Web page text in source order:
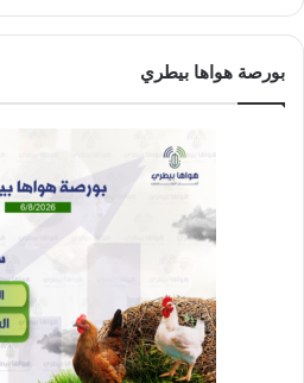
بورصة هواها بيطري